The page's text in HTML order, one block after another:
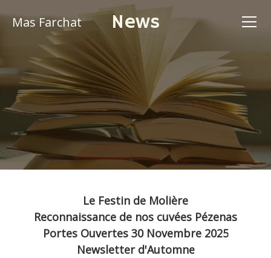
Mas Farchat News
Le Festin de Molière
Reconnaissance de nos cuvées Pézenas
Portes Ouvertes 30 Novembre 2025
Newsletter d'Automne